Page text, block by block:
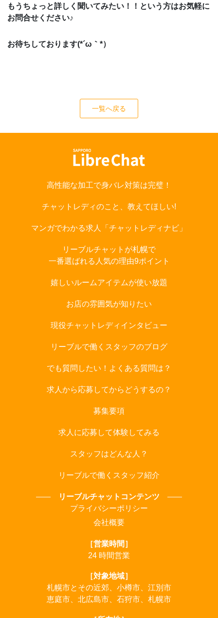
もうちょっと詳しく聞いてみたい！！という方はお気軽に
お問合せください♪
お待ちしております(*´ω｀*）
一覧へ戻る
高性能な加工で身バレ対策は完璧！
チャットレディのこと、教えてほしい!
マンガでわかる求人「チャットレディナビ」
リーブルチャットが札幌で
一番選ばれる人気の理由9ポイント
嬉しいルームアイテムが使い放題
お店の雰囲気が知りたい
現役チャットレディインタビュー
リーブルで働くスタッフのブログ
でも質問したい！よくある質問は？
求人から応募してからどうするの？
募集要項
求人に応募して体験してみる
スタッフはどんな人？
リーブルで働くスタッフ紹介
リーブルチャットコンテンツ
プライバシーポリシー
会社概要
［営業時間］
24 時間営業
［対象地域］
札幌市とその近郊、小樽市、江別市
恵庭市、北広島市、石狩市、札幌市